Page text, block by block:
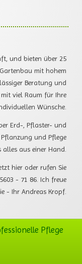
und bieten über 25
mit hohem
Beratung und
viel Raum für Ihre
Wünsche.
Erd-, Pflaster- und
und Pflege
aus einer Hand.
hier oder rufen Sie
- 71 86.Ich freue
- Ihr Andreas Kropf.
Pflege